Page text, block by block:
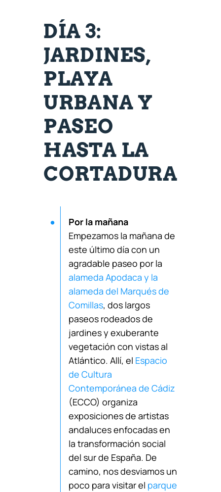
DÍA 3:
JARDINES,
PLAYA
URBANA Y
PASEO
HASTA LA
CORTADURA
Por la mañana
Empezamos la mañana de
este último día con un
agradable paseo por la
alameda Apodaca y la
alameda del Marqués de
Comillas, dos largos
paseos rodeados de
jardines y exuberante
vegetación con vistas al
Atlántico. Allí, el Espacio
de Cultura
Contemporánea de Cádiz
(ECCO) organiza
exposiciones de artistas
andaluces enfocadas en
la transformación social
del sur de España. De
camino, nos desviamos un
poco para visitar el parque